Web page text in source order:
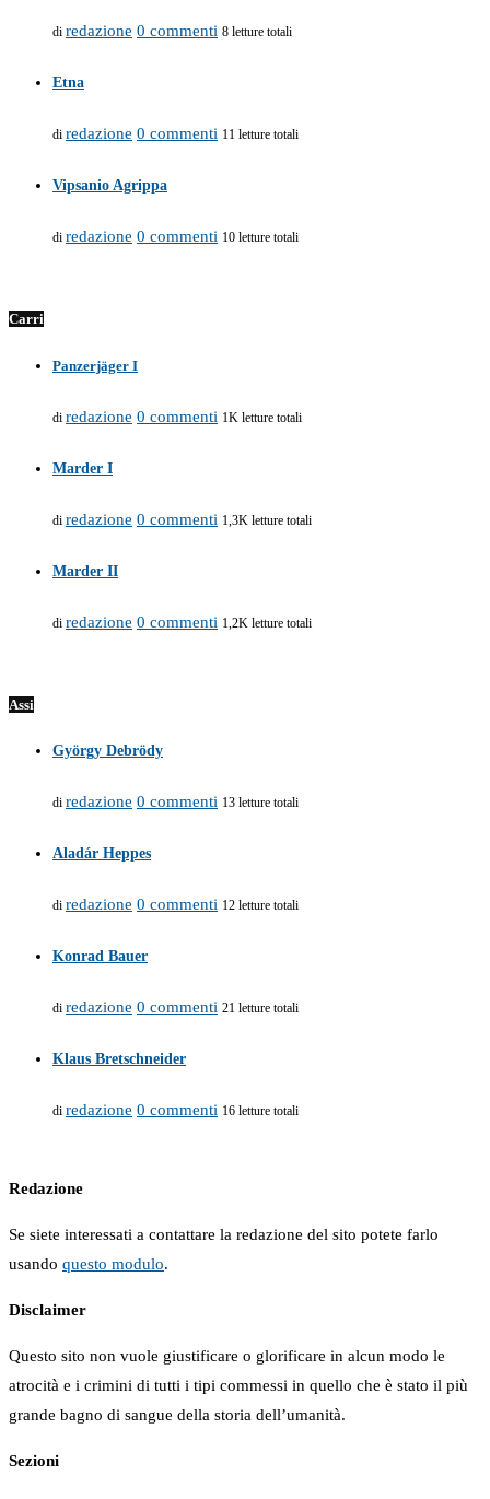
di redazione 0 commenti 8 letture totali
Etna
di redazione 0 commenti 11 letture totali
Vipsanio Agrippa
di redazione 0 commenti 10 letture totali
Carri
Panzerjäger I
di redazione 0 commenti 1K letture totali
Marder I
di redazione 0 commenti 1,3K letture totali
Marder II
di redazione 0 commenti 1,2K letture totali
Assi
György Debrödy
di redazione 0 commenti 13 letture totali
Aladár Heppes
di redazione 0 commenti 12 letture totali
Konrad Bauer
di redazione 0 commenti 21 letture totali
Klaus Bretschneider
di redazione 0 commenti 16 letture totali
Redazione
Se siete interessati a contattare la redazione del sito potete farlo
usando questo modulo.
Disclaimer
Questo sito non vuole giustificare o glorificare in alcun modo le
atrocità e i crimini di tutti i tipi commessi in quello che è stato il più
grande bagno di sangue della storia dell’umanità.
Sezioni